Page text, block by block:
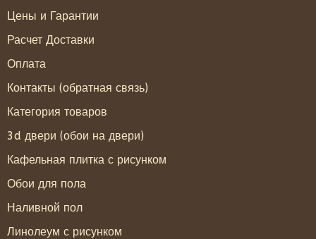
Цены и Гарантии
Расчет Доставки
Оплата
Контакты (обратная связь)
Категория товаров
3d двери (обои на двери)
Кафельная плитка с рисунком
Обои для пола
Наливной пол
Линолеум с рисунком